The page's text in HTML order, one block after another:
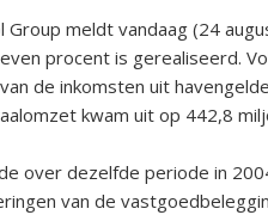
Group meldt vandaag (24
procent is gerealiseerd.
de inkomsten uit
kwam uit op 442,8
over dezelfde periode in
van de